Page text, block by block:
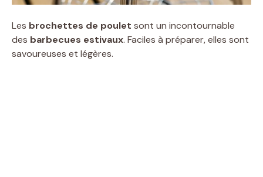
Les brochettes de poulet sont un incontournable
des barbecues estivaux. Faciles à préparer, elles sont
savoureuses et légères.